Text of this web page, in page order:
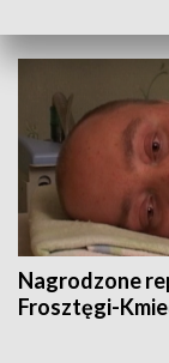
Nagrodzone
Frosztęgi-